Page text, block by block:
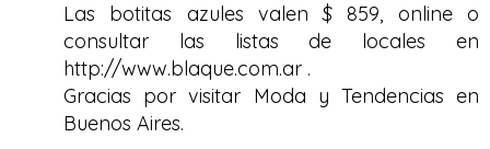
Las botitas azules valen $ 859, online o
consultar las listas de locales en
http://www.blaque.com.ar .
Gracias por visitar Moda y Tendencias en
Buenos Aires.